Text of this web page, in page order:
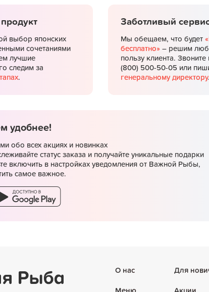
выбор японских
сочетаниями
лучшие
следим за
.
Заботливый
Мы обещаем, что будет
бесплатно»– решим
пользу клиента.
(800) 500-50-05 или
генеральному директору.
удобнее!
обо всех акциях и новинках
статус заказа и получайте уникальные подарки
включить в настройках уведомления от Важной Рыбы,
самое важное.
О нас Для